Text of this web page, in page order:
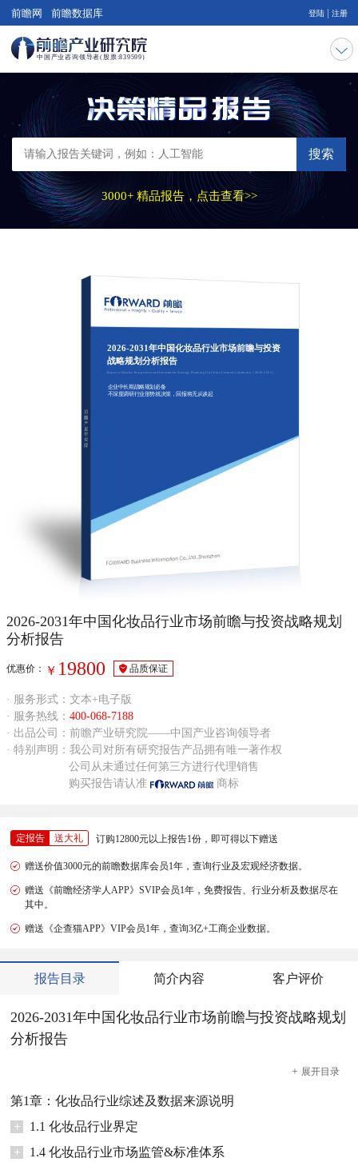
前瞻网 前瞻数据库 登陆 注册
搜索
3000+ 精品报告，点击查看>>
2026-2031年中国化妆品行业市场前瞻与投资
战略规划分析报告
Report of Market Prospective and Investment Strategy Planning On China Cosmetics Industry（2026-2031）
企业中长期战略规划必备
不深度调研行业形势就决策，回报将无从谈起
2026-2031年中国化妆品行业市场前瞻与投资战略规划
分析报告
优惠价： ￥ 19800 品质保证
· 服务形式：文本+电子版
· 服务热线： 400-068-7188
· 出品公司：前瞻产业研究院——中国产业咨询领导者
· 特别声明：我公司对所有研究报告产品拥有唯一著作权
公司从未通过任何第三方进行代理销售
购买报告请认准
商标
定报告 送大礼 订购12800元以上报告1份，即可得以下赠送
赠送价值3000元的前瞻数据库会员1年，查询行业及宏观经济数据。
赠送《前瞻经济学人APP》SVIP会员1年，免费报告、行业分析及数据尽在
其中。
赠送《企查猫APP》VIP会员1年，查询3亿+工商企业数据。
报告目录 简介内容 客户评价
2026-2031年中国化妆品行业市场前瞻与投资战略规划
分析报告
+ 展开目录
第1章：化妆品行业综述及数据来源说明
+
1.1 化妆品行业界定
+
1.4 化妆品行业市场监管&标准体系